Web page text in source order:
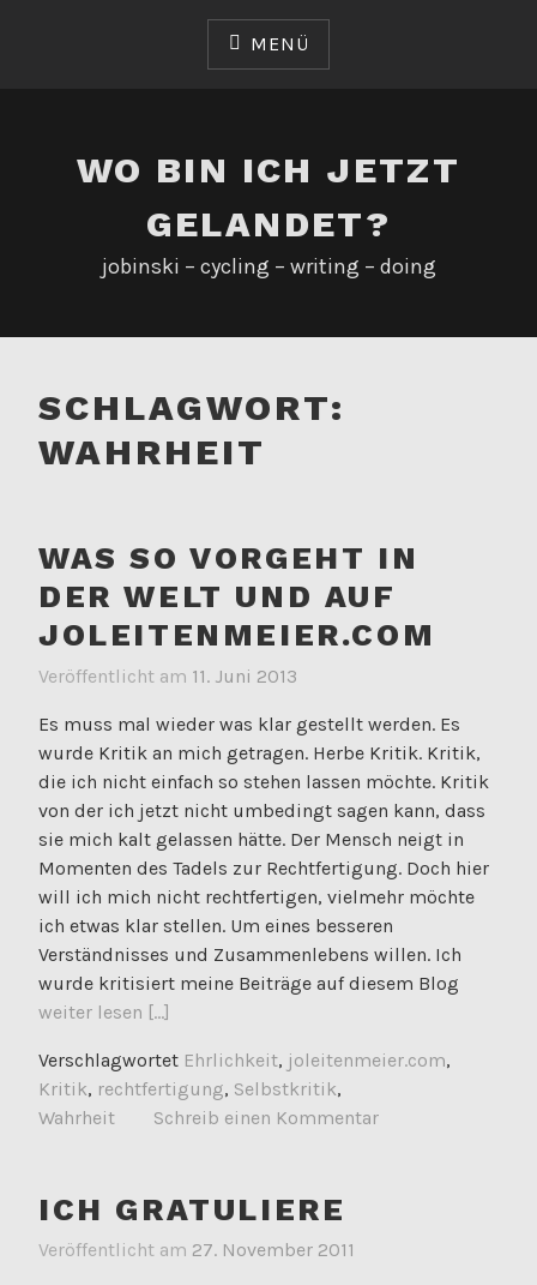
MENÜ
WO BIN ICH JETZT
GELANDET?
jobinski – cycling – writing – doing
SCHLAGWORT:
WAHRHEIT
WAS SO VORGEHT IN
DER WELT UND AUF
JOLEITENMEIER.COM
Veröffentlicht am 11. Juni 2013
Es muss mal wieder was klar gestellt werden. Es
wurde Kritik an mich getragen. Herbe Kritik. Kritik,
die ich nicht einfach so stehen lassen möchte. Kritik
von der ich jetzt nicht umbedingt sagen kann, dass
sie mich kalt gelassen hätte. Der Mensch neigt in
Momenten des Tadels zur Rechtfertigung. Doch hier
will ich mich nicht rechtfertigen, vielmehr möchte
ich etwas klar stellen. Um eines besseren
Verständnisses und Zusammenlebens willen. Ich
wurde kritisiert meine Beiträge auf diesem Blog
weiter lesen [...]
Verschlagwortet Ehrlichkeit, joleitenmeier.com,
Kritik, rechtfertigung, Selbstkritik,
Wahrheit
Schreib einen Kommentar
ICH GRATULIERE
Veröffentlicht am 27. November 2011